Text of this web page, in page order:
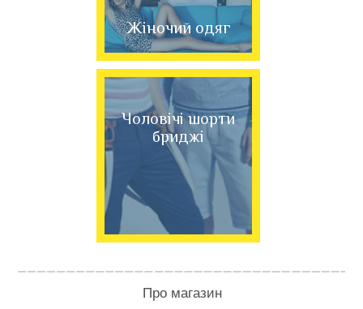
Жіночий одяг
Чоловічі шорти
бриджі
Про магазин